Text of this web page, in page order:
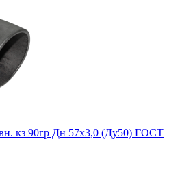
кз 90гр Дн 57х3,0 (Ду50) ГОСТ